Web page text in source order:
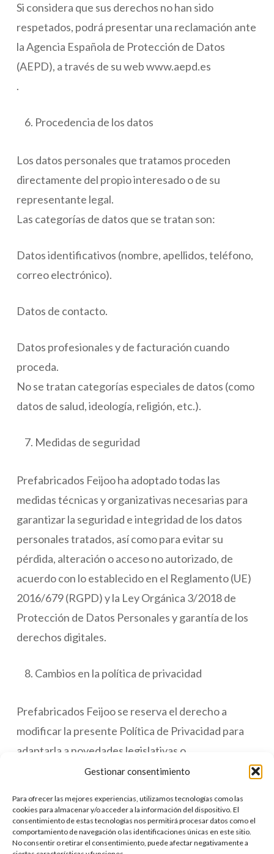
Gestionar consentimiento
Para ofrecer las mejores experiencias, utilizamos tecnologías como las
cookies para almacenar y/o acceder a la información del dispositivo. El
consentimiento de estas tecnologías nos permitirá procesar datos como el
comportamiento de navegación o las identificaciones únicas en este sitio.
No consentir o retirar el consentimiento, puede afectar negativamente a
Si considera que sus derechos no han sido
respetados, podrá presentar una reclamación ante
la Agencia Española de Protección de Datos
(AEPD), a través de su web www.aepd.es
.
Procedencia de los datos
Los datos personales que tratamos proceden
directamente del propio interesado o de su
representante legal.
Las categorías de datos que se tratan son:
Datos identificativos (nombre, apellidos, teléfono,
correo electrónico).
Datos de contacto.
Datos profesionales y de facturación cuando
proceda.
No se tratan categorías especiales de datos (como
datos de salud, ideología, religión, etc.).
Medidas de seguridad
Prefabricados Feijoo ha adoptado todas las
medidas técnicas y organizativas necesarias para
garantizar la seguridad e integridad de los datos
personales tratados, así como para evitar su
pérdida, alteración o acceso no autorizado, de
acuerdo con lo establecido en el Reglamento (UE)
2016/679 (RGPD) y la Ley Orgánica 3/2018 de
Protección de Datos Personales y garantía de los
derechos digitales.
Cambios en la política de privacidad
Prefabricados Feijoo se reserva el derecho a
modificar la presente Política de Privacidad para
adaptarla a novedades legislativas o
jurisprudenciales, así como a prácticas del sector.
en esta página con razonable antelación a su
puesta en práctica.